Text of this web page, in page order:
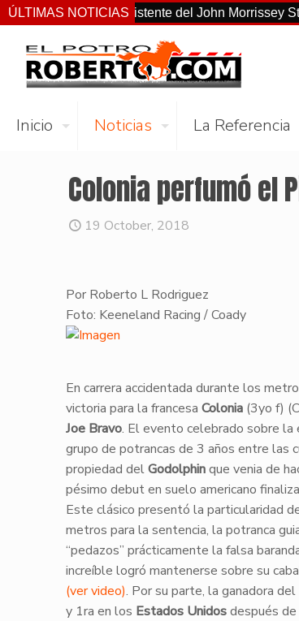
ÚLTIMAS NOTICIAS
el más consistente del John Morrissey Stakes
Inicio Noticias La Referencia
Colonia perfumó el
19 October, 2018
Por Roberto L Rodriguez
Foto: Keeneland Racing / Coady
​​En carrera accidentada durante los
victoria para la francesa Colonia(3yo f)
Joe Bravo. El evento celebrado sobre
grupo de potrancas de 3 años entre las
propiedad delGodolphinque venia de
pésimo debut en suelo americano
​Este clásico presentó la particularidad
metros para la sentencia, la potranca
“pedazos” prácticamente la falsa
increíble logró mantenerse sobre su
(ver video). Por su parte, la ganadora del
y 1ra en los Estados Unidosdespués